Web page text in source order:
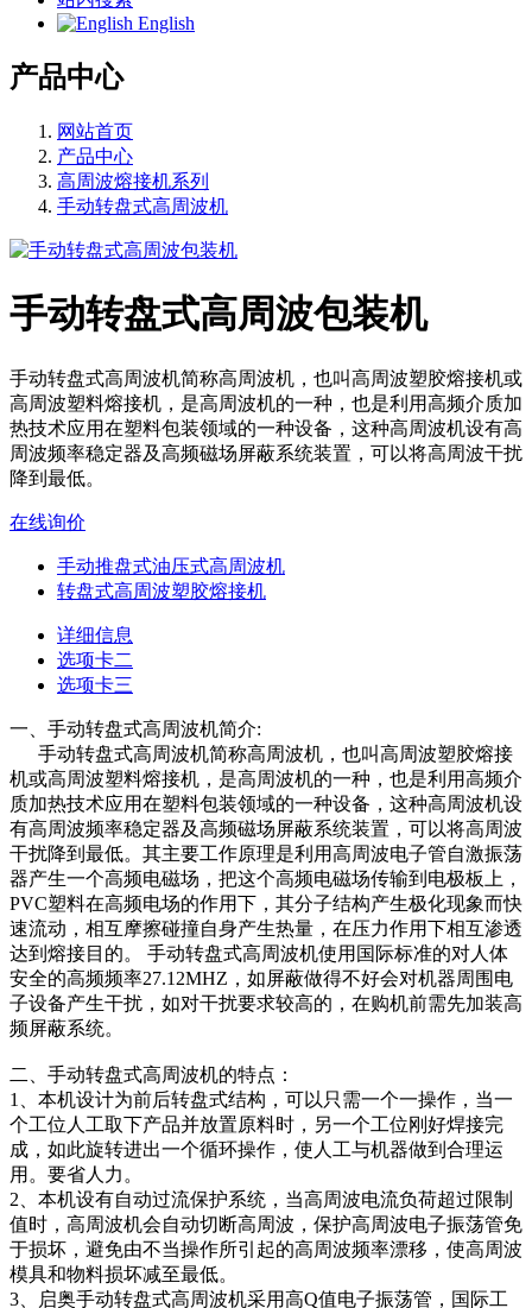
English
产品中心
网站首页
产品中心
高周波熔接机系列
手动转盘式高周波机
手动转盘式高周波包装机
手动转盘式高周波机简称高周波机，也叫高周波塑胶熔接机或
高周波塑料熔接机，是高周波机的一种，也是利用高频介质加
热技术应用在塑料包装领域的一种设备，这种高周波机设有高
周波频率稳定器及高频磁场屏蔽系统装置，可以将高周波干扰
降到最低。
在线询价
手动推盘式油压式高周波机
转盘式高周波塑胶熔接机
详细信息
选项卡二
选项卡三
一、手动转盘式高周波机简介:
手动转盘式高周波机简称高周波机，也叫高周波塑胶熔接
机或高周波塑料熔接机，是高周波机的一种，也是利用高频介
质加热技术应用在塑料包装领域的一种设备，这种高周波机设
有高周波频率稳定器及高频磁场屏蔽系统装置，可以将高周波
干扰降到最低。其主要工作原理是利用高周波电子管自激振荡
器产生一个高频电磁场，把这个高频电磁场传输到电极板上，
PVC塑料在高频电场的作用下，其分子结构产生极化现象而快
速流动，相互摩擦碰撞自身产生热量，在压力作用下相互渗透
达到熔接目的。 手动转盘式高周波机使用国际标准的对人体
安全的高频频率27.12MHZ，如屏蔽做得不好会对机器周围电
子设备产生干扰，如对干扰要求较高的，在购机前需先加装高
频屏蔽系统。
二、手动转盘式高周波机的特点：
1、本机设计为前后转盘式结构，可以只需一个一操作，当一
个工位人工取下产品并放置原料时，另一个工位刚好焊接完
成，如此旋转进出一个循环操作，使人工与机器做到合理运
用。要省人力。
2、本机设有自动过流保护系统，当高周波电流负荷超过限制
值时，高周波机会自动切断高周波，保护高周波电子振荡管免
于损坏，避免由不当操作所引起的高周波频率漂移，使高周波
模具和物料损坏减至最低。
3、启奥手动转盘式高周波机采用高Q值电子振荡管，国际工